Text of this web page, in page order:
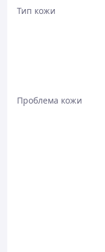
Тип кожи
Проблема кожи